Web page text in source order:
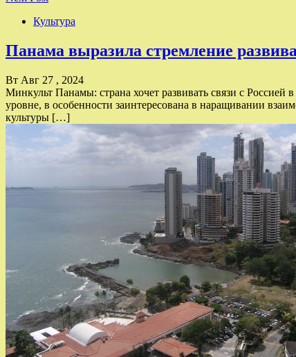
Культура
Панама выразила стремление
Вт Авг 27 , 2024
Минкульт Панамы: страна хочет развивать связи с
уровне, в особенности заинтересована в наращивании
культуры […]